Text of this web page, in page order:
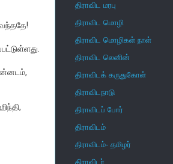
திராவிட மரபு
திராவிட மொழி
திராவிட மொழிகள் நாள்
திராவிட லெனின்
திராவிடக் கருதுகோள்
திராவிடநாடு
திராவிடப் போர்
திராவிடம்
திராவிடம்- தமிழர்
திராவிடர்